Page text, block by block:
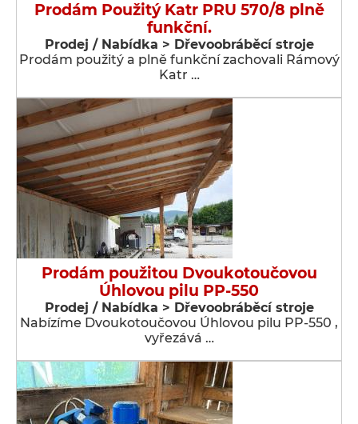
Prodám Použitý Katr PRU 570/8 plně
funkční.
Prodej / Nabídka > Dřevoobráběcí stroje
Prodám použitý a plně funkční zachovali Rámový
Katr …
Prodám použitou Dvoukotoučovou
Úhlovou pilu PP-550
Prodej / Nabídka > Dřevoobráběcí stroje
Nabízíme Dvoukotoučovou Úhlovou pilu PP-550 ,
vyřezává …